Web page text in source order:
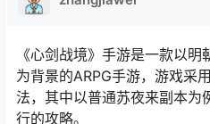
《心剑战境》手游是一款以明
为背景的ARPG手游，游戏采
法，其中以普通苏夜来副本为
行的攻略。